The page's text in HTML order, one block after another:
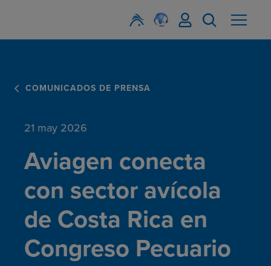
COMUNICADOS DE PRENSA
21 may 2026
Aviagen conecta
con sector avícola
de Costa Rica en
Congreso Pecuario